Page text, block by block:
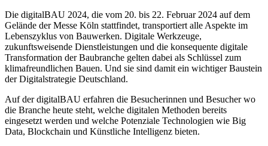
Die digitalBAU 2024, die vom 20. bis 22. Februar 2024 auf dem
Gelände der Messe Köln stattfindet, transportiert alle Aspekte im
Lebenszyklus von Bauwerken. Digitale Werkzeuge,
zukunftsweisende Dienstleistungen und die konsequente digitale
Transformation der Baubranche gelten dabei als Schlüssel zum
klimafreundlichen Bauen. Und sie sind damit ein wichtiger Baustein
der Digitalstrategie Deutschland.
Auf der digitalBAU erfahren die Besucherinnen und Besucher wo
die Branche heute steht, welche digitalen Methoden bereits
eingesetzt werden und welche Potenziale Technologien wie Big
Data, Blockchain und Künstliche Intelligenz bieten.